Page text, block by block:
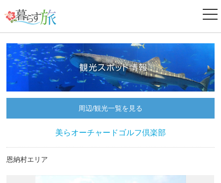
ナ
ビ
ン
周辺/観光一覧を見る
美らオーチャードゴルフ倶楽部
恩納村エリア